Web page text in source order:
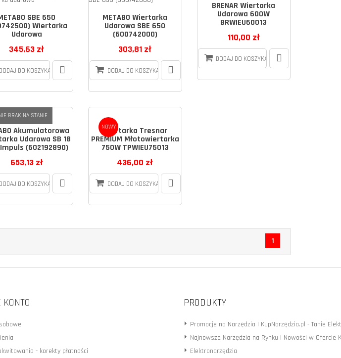
SBE 650
Wiertarka
Udarowa
345,63 zł
DODAJ DO KOSZYKA
METABO Wiertarka
Udarowa SBE 650
(600742000)
303,81 zł
DODAJ DO KOSZYKA
BRENAR Wiertarka
Udarowa 600W
BRWIEU60013
110,00 zł
DODAJ DO KOSZYKA
Akumulatorowa
Udarowa SB 18
(602192890)
653,13 zł
DODAJ DO KOSZYKA
BRAK NA STANIE
Wiertarka Tresnar
PREMIUM Młotowiertarka
750W TPWIEU75013
436,00 zł
DODAJ DO KOSZYKA
NOWY
1
- korekty płatności
PRODUKTY
Promocje na Narzędzia | KupNarzędzia.pl - Tanie
Najnowsze Narzędzia na Rynku | Nowości w Ofercie
Elektronarzędzia